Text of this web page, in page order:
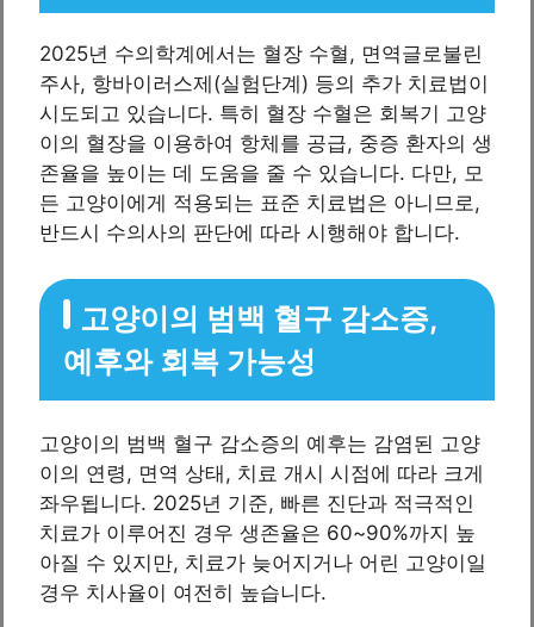
2025년 수의학계에서는 혈장 수혈, 면역글로불린
주사, 항바이러스제(실험단계) 등의 추가 치료법이
시도되고 있습니다. 특히 혈장 수혈은 회복기 고양
이의 혈장을 이용하여 항체를 공급, 중증 환자의 생
존율을 높이는 데 도움을 줄 수 있습니다. 다만, 모
든 고양이에게 적용되는 표준 치료법은 아니므로,
반드시 수의사의 판단에 따라 시행해야 합니다.
고양이의 범백 혈구 감소증,
예후와 회복 가능성
고양이의 범백 혈구 감소증의 예후는 감염된 고양
이의 연령, 면역 상태, 치료 개시 시점에 따라 크게
좌우됩니다. 2025년 기준, 빠른 진단과 적극적인
치료가 이루어진 경우 생존율은 60~90%까지 높
아질 수 있지만, 치료가 늦어지거나 어린 고양이일
경우 치사율이 여전히 높습니다.